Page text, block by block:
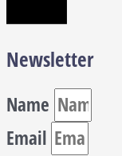
Newsletter
Name
Email